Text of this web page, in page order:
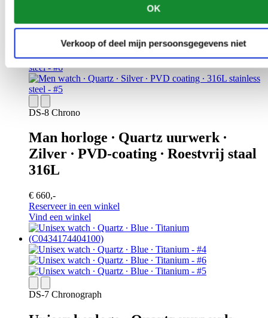
OK
Verkoop of deel mijn persoonsgegevens niet
DS-8 Chrono
Man horloge ∙ Quartz uurwerk ∙
Zilver ∙ PVD-coating ∙ Roestvrij staal
316L
€ 660,-
Reserveer in een winkel
Vind een winkel
DS-7 Chronograph